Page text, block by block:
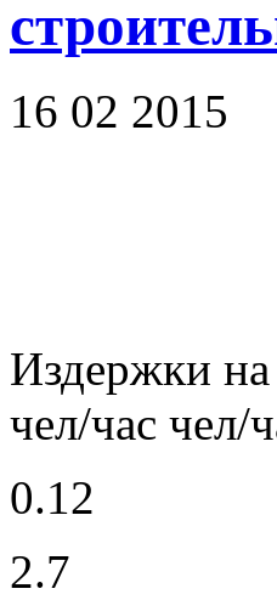
16 02 2015
Издержки
чел/час чел/
0.12
2.7